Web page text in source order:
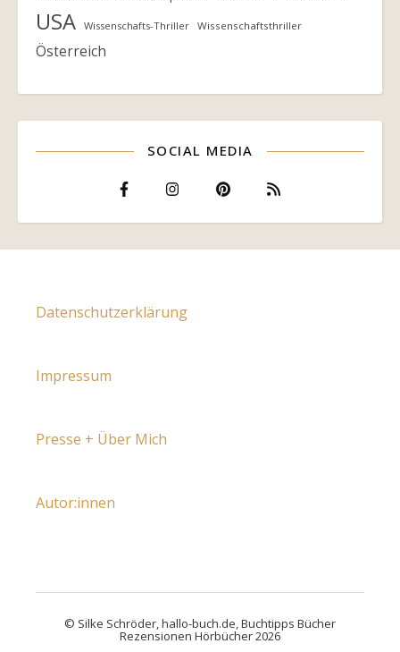
USA Wissenschafts-Thriller Wissenschaftsthriller
Österreich
SOCIAL MEDIA
Datenschutzerklärung
Impressum
Presse + Über Mich
Autor:innen
© Silke Schröder, hallo-buch.de, Buchtipps Bücher
Rezensionen Hörbücher 2026